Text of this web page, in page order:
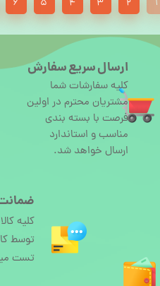
۱ ۲ ۳ ۴ ۵ ۶
ارسال سریع سفارش
کلیه سفارشات شما
مشتریان محترم در اولین
فرصت با بسته بندی
مناسب و استاندارد
ارسال خواهد شد.
کلیه
توسط
تست